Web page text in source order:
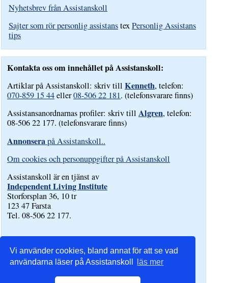
Vi använder cookies, bland annat för att se vad
användarna läser på Assistanskoll
läs mer
Nyhetsbrev från Assistanskoll
Sajter som rör personlig assistanstexPersonlig Assistans
tips
Kontakta oss om innehållet på Assistanskoll:
Artiklar på Assistanskoll: skriv tillKenneth, telefon:
070-859 15 44eller08-506 22 181. (telefonsvarare finns)
Assistansanordnarnas profiler: skriv tillAlgren, telefon:
08-506 22 177. (telefonsvarare finns)
Annonserapå Assistanskoll..
Om cookies och personuppgifter på Assistanskoll
Assistanskoll är en tjänst av
Independent Living Institute
Storforsplan 36, 10 tr
123 47 Farsta
Tel. 08-506 22 177.